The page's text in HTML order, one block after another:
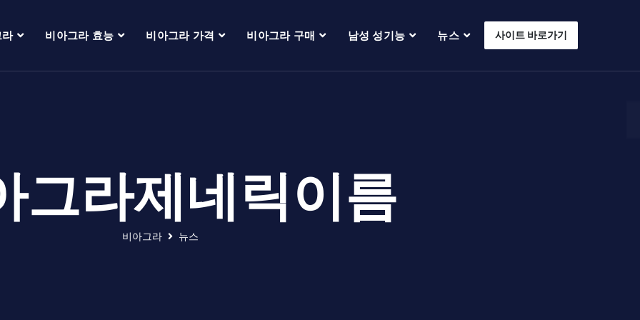
비아그라 효능 비아그라 가격 비아그라 구매 남성 성기능 뉴스 사이트 바로가기
그라제네릭이름
비아그라 뉴스